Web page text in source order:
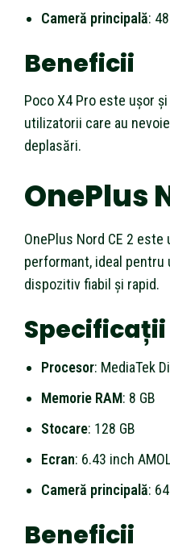
Cameră principală:
Beneficii
Poco X4 Pro este ușor
utilizatorii care au
deplasări.
OnePlus
OnePlus Nord CE 2
performant, ideal
dispozitiv fiabil și rapid.
Specificații
Procesor: MediaTek
Memorie RAM: 8 GB
Stocare: 128 GB
Ecran: 6.43 inch
Cameră principală:
Beneficii